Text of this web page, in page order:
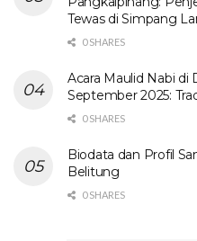
Tewas di Simpang
0 SHARES
Acara Maulid Nabi di
September 2025:
0 SHARES
Biodata dan Profil
Belitung
0 SHARES